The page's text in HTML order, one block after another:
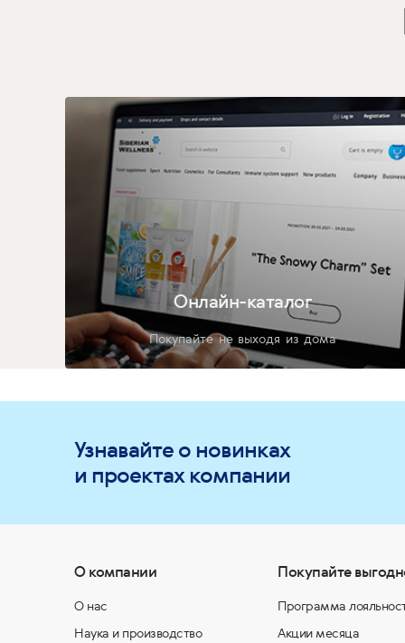
Онлайн-каталог
Покупайте не выходя из дома
Узнавайте о новинках
и проектах компании
О компании
О нас
Наука и производство
Покупайте
Программа
Акции месяца